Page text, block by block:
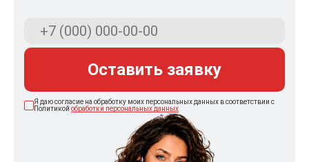
Оставить заявку
Я даю согласие на обработку моих персональных данных в соответствии с
Политикой обработки персональных данных